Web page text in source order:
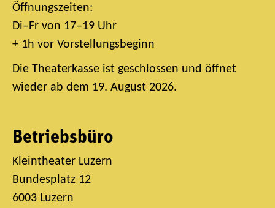
Öffnungszeiten:
Di–Fr von 17–19 Uhr
+ 1h vor Vorstellungsbeginn
Die Theaterkasse ist geschlossen und öffnet
wieder ab dem 19. August 2026.
Betriebsbüro
Kleintheater Luzern
Bundesplatz 12
6003 Luzern